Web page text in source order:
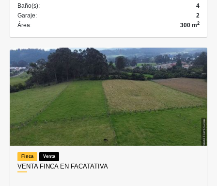
Baño(s):
4
Garaje:
2
Área:
300 m2
Finca Venta
VENTA FINCA EN FACATATIVA